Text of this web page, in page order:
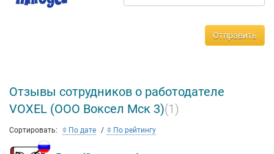
Отправить
Отзывы сотрудников о работодателе
VOXEL (ООО Воксел Мск 3)(1)
Сортировать: По дате По рейтингу